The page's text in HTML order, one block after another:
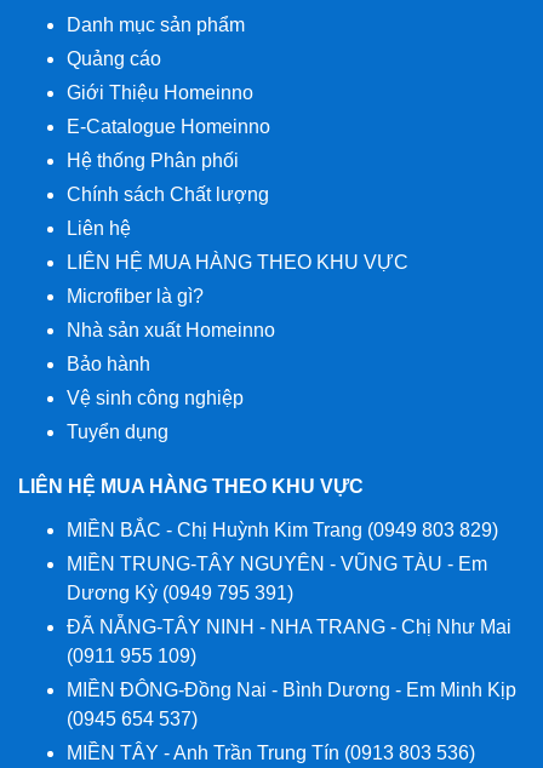
Danh mục sản phẩm
Quảng cáo
Giới Thiệu Homeinno
E-Catalogue Homeinno
Hệ thống Phân phối
Chính sách Chất lượng
Liên hệ
LIÊN HỆ MUA HÀNG THEO KHU VỰC
Microfiber là gì?
Nhà sản xuất Homeinno
Bảo hành
Vệ sinh công nghiệp
Tuyển dụng
LIÊN HỆ MUA HÀNG THEO KHU VỰC
MIỀN BẮC - Chị Huỳnh Kim Trang (0949 803 829)
MIỀN TRUNG-TÂY NGUYÊN - VŨNG TÀU - Em
Dương Kỳ (0949 795 391)
ĐÃ NẴNG-TÂY NINH - NHA TRANG - Chị Như Mai
(0911 955 109)
MIỀN ĐÔNG-Đồng Nai - Bình Dương - Em Minh Kịp
(0945 654 537)
MIỀN TÂY - Anh Trần Trung Tín (0913 803 536)